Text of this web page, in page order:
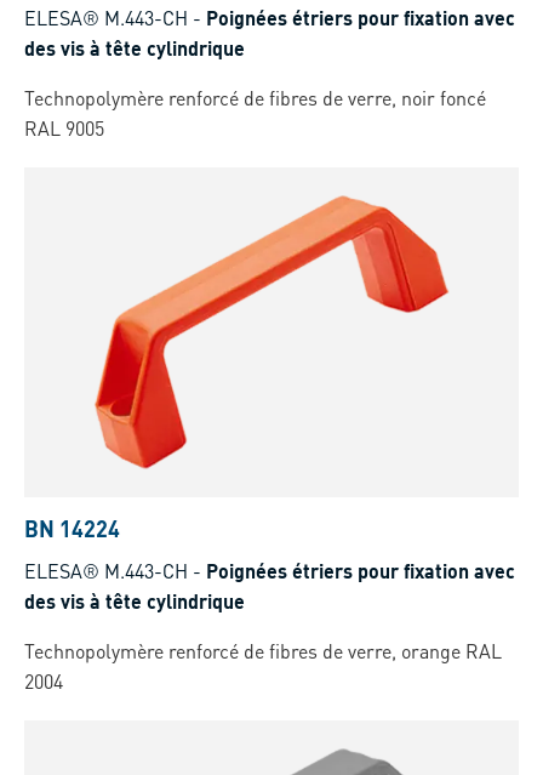
ELESA® M.443-CH - Poignées étriers pour fixation avec
des vis à tête cylindrique
Technopolymère renforcé de fibres de verre, noir foncé
RAL 9005
BN 14224
ELESA® M.443-CH - Poignées étriers pour fixation avec
des vis à tête cylindrique
Technopolymère renforcé de fibres de verre, orange RAL
2004